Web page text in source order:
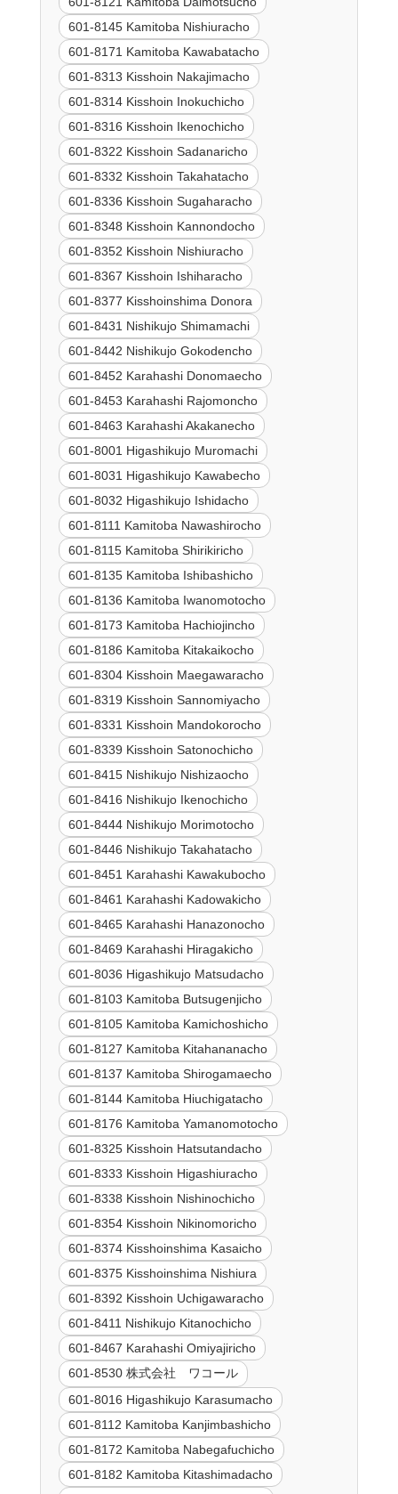
601-8145 Kamitoba Nishiuracho
601-8171 Kamitoba Kawabatacho
601-8313 Kisshoin Nakajimacho
601-8314 Kisshoin Inokuchicho
601-8316 Kisshoin Ikenochicho
601-8322 Kisshoin Sadanaricho
601-8332 Kisshoin Takahatacho
601-8336 Kisshoin Sugaharacho
601-8348 Kisshoin Kannondocho
601-8352 Kisshoin Nishiuracho
601-8367 Kisshoin Ishiharacho
601-8377 Kisshoinshima Donora
601-8431 Nishikujo Shimamachi
601-8442 Nishikujo Gokodencho
601-8452 Karahashi Donomaecho
601-8453 Karahashi Rajomoncho
601-8463 Karahashi Akakanecho
601-8001 Higashikujo Muromachi
601-8031 Higashikujo Kawabecho
601-8032 Higashikujo Ishidacho
601-8111 Kamitoba Nawashirocho
601-8115 Kamitoba Shirikiricho
601-8135 Kamitoba Ishibashicho
601-8136 Kamitoba Iwanomotocho
601-8173 Kamitoba Hachiojincho
601-8186 Kamitoba Kitakaikocho
601-8304 Kisshoin Maegawaracho
601-8319 Kisshoin Sannomiyacho
601-8331 Kisshoin Mandokorocho
601-8339 Kisshoin Satonochicho
601-8415 Nishikujo Nishizaocho
601-8416 Nishikujo Ikenochicho
601-8444 Nishikujo Morimotocho
601-8446 Nishikujo Takahatacho
601-8451 Karahashi Kawakubocho
601-8461 Karahashi Kadowakicho
601-8465 Karahashi Hanazonocho
601-8469 Karahashi Hiragakicho
601-8036 Higashikujo Matsudacho
601-8103 Kamitoba Butsugenjicho
601-8105 Kamitoba Kamichoshicho
601-8127 Kamitoba Kitahananacho
601-8137 Kamitoba Shirogamaecho
601-8144 Kamitoba Hiuchigatacho
601-8176 Kamitoba Yamanomotocho
601-8325 Kisshoin Hatsutandacho
601-8333 Kisshoin Higashiuracho
601-8338 Kisshoin Nishinochicho
601-8354 Kisshoin Nikinomoricho
601-8374 Kisshoinshima Kasaicho
601-8375 Kisshoinshima Nishiura
601-8392 Kisshoin Uchigawaracho
601-8411 Nishikujo Kitanochicho
601-8467 Karahashi Omiyajiricho
601-8530 株式会社 ワコール
601-8016 Higashikujo Karasumacho
601-8112 Kamitoba Kanjimbashicho
601-8172 Kamitoba Nabegafuchicho
601-8182 Kamitoba Kitashimadacho